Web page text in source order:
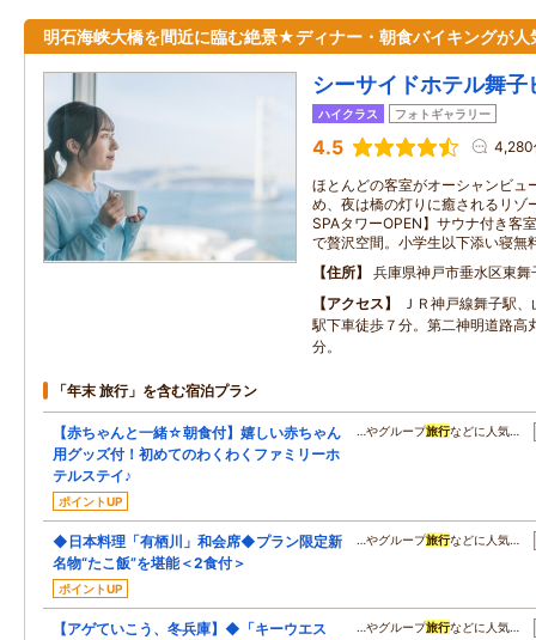
明石海峡大橋を間近に臨む絶景★ディナー・朝食バイキングが人
シーサイドホテル舞子
ハイクラス フォトギャラリー
4.5 4,280
ほとんどの客室がオーシャンビュ
め、夜は橋の灯りに癒されるリゾ
SPAタワーOPEN】サウナ付き客
で贅沢空間。小学生以下添い寝無
住所
兵庫県神戸市垂水区東
アクセス
ＪＲ神戸線舞子駅
駅下車徒歩７分。第二神明道路高
分。
「年末 旅行」を含む宿泊プラン
【赤ちゃんと一緒☆朝食付】嬉しい赤ちゃん
用グッズ付！初めてのわくわくファミリーホ
テルステイ♪
ポイントUP
…やグループ旅行などに人気…
◆日本料理「有栖川」和会席◆プラン限定新
名物“たこ飯”を堪能＜2食付＞
ポイントUP
…やグループ旅行などに人気…
【アゲていこう、冬兵庫】◆「キーウエス
…やグループ旅行などに人気…